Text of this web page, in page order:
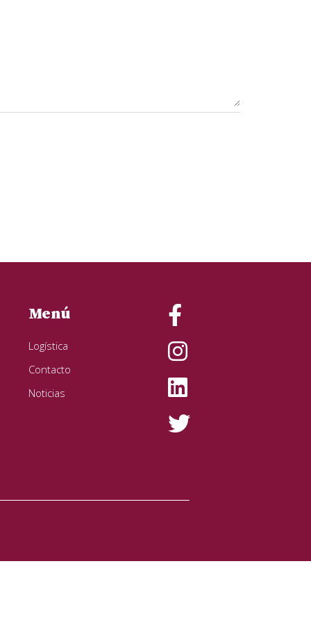
Menú
Logística
Contacto
Noticias